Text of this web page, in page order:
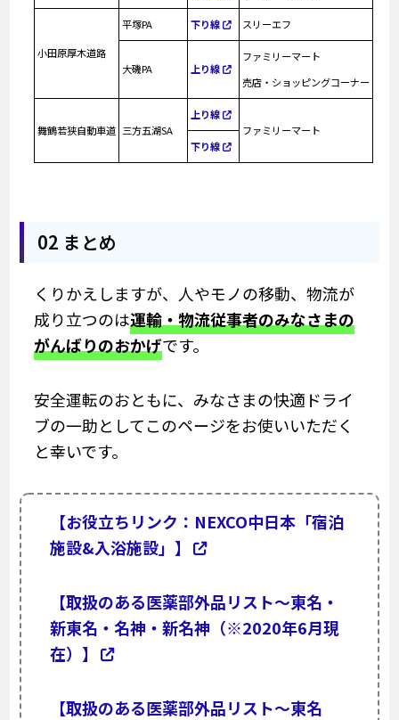
小田原厚木道路
平塚PA 下り線 スリーエフ
大磯PA 上り線
ファミリーマート
売店・ショッピングコーナー
舞鶴若狭自動車道 三方五湖SA
上り線
ファミリーマート
下り線
02 まとめ
くりかえしますが、人やモノの移動、物流が
成り立つのは運輸・物流従事者のみなさまの
がんばりのおかげです。
安全運転のおともに、みなさまの快適ドライ
ブの一助としてこのページをお使いいただく
と幸いです。
【お役立ちリンク：NEXCO中日本「宿泊
施設&入浴施設」】
【取扱のある医薬部外品リスト～東名・
新東名・名神・新名神（※2020年6月現
在）】
【取扱のある医薬部外品リスト～東名